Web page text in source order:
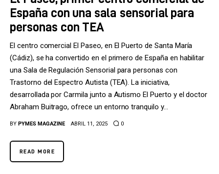
España con una sala sensorial para
personas con TEA
El centro comercial El Paseo, en El Puerto de Santa María
(Cádiz), se ha convertido en el primero de España en habilitar
una Sala de Regulación Sensorial para personas con
Trastorno del Espectro Autista (TEA). La iniciativa,
desarrollada por Carmila junto a Autismo El Puerto y el doctor
Abraham Buitrago, ofrece un entorno tranquilo y…
BY PYMES MAGAZINE ABRIL 11, 2025 0
READ MORE